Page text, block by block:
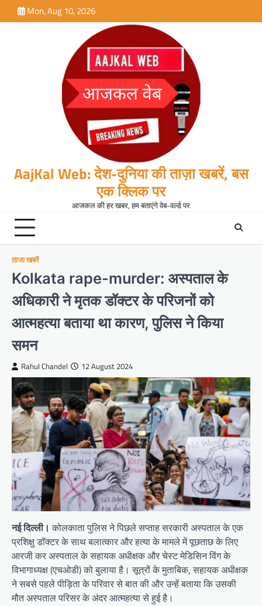
to
Mon, Aug 10, 2026
AajKal Web: देश-दुनिया की ताज़ा खबरें, बस
एक क्लिक पर
आजकल की हर खबर, हम बताएंगे वेब-वर्ल्ड पर
ताजा खबरें
Kolkata rape-murder: अस्पताल के
अधिकारी ने मृतक डॉक्टर के परिजनों को
आत्महत्या बताया था कारण, पुलिस ने किया
समन
Rahul Chandel 12 August 2024
नई दिल्ली। कोलकाता पुलिस ने पिछले सप्ताह सरकारी अस्पताल के एक
प्रशिक्षु डॉक्टर के साथ बलात्कार और हत्या के मामले में पूछताछ के लिए
आरजी कर अस्पताल के सहायक अधीक्षक और चेस्ट मेडिसिन विंग के
विभागाध्यक्ष (एचओडी) को बुलाया है। सूत्रों के मुताबिक, सहायक अधीक्षक
ने सबसे पहले पीड़िता के परिवार से बात की और उन्हें बताया कि उसकी
मौत अस्पताल परिसर के अंदर आत्महत्या से हुई है।